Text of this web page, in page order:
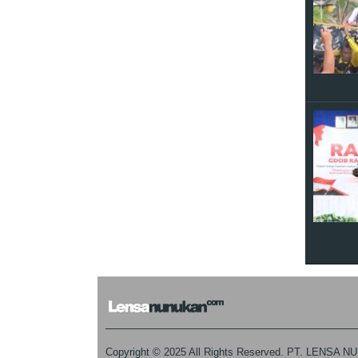
Copyright © 2025 All Rights Reserved. PT. LENSA